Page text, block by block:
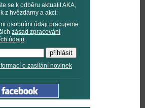
se k odběru aktualit AKA,
z hvězdárny a akcí:
osobními údaji pracujeme
zásad zpracování
údajů.
o zasílání novinek